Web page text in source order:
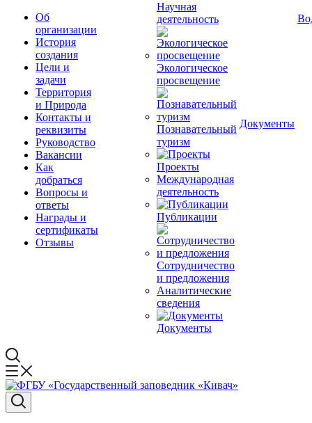
Об
организации
История
создания
Цели и
задачи
Территория
и Природа
Контакты и
реквизиты
Руководство
Вакансии
Как
добраться
Вопросы и
ответы
Награды и
сертификаты
Отзывы
Научная
деятельность
Экологическое
просвещение
Познавательный
туризм
Проекты
Международная
деятельность
Публикации
Сотрудничество
и предложения
Аналитические
сведения
Документы
Документы